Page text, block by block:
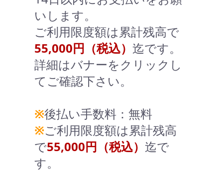
いします。
ご利用限度額は累計残高で
55,000円（税込） 迄です。
詳細はバナーをクリックし
てご確認下さい。
※後払い手数料：無料
※ご利用限度額は累計残高
で55,000円（税込） 迄で
す。